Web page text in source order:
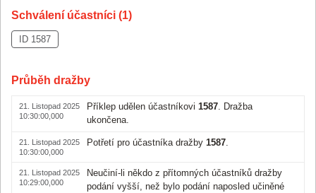
Schválení účastníci (1)
ID 1587
Průběh dražby
21. Listopad 2025
10:30:00,000
Příklep udělen účastníkovi 1587 . Dražba
ukončena.
21. Listopad 2025
10:30:00,000
Potřetí pro účastníka dražby 1587
21. Listopad 2025
10:29:00,000
Neučiní-li někdo z přítomných účastníků dražby
podání vyšší, než bylo podání naposled učiněné